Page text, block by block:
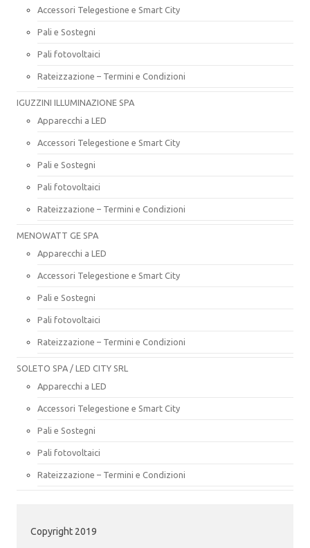
Accessori Telegestione e Smart City
Pali e Sostegni
Pali fotovoltaici
Rateizzazione – Termini e Condizioni
IGUZZINI ILLUMINAZIONE SPA
Apparecchi a LED
Accessori Telegestione e Smart City
Pali e Sostegni
Pali fotovoltaici
Rateizzazione – Termini e Condizioni
MENOWATT GE SPA
Apparecchi a LED
Accessori Telegestione e Smart City
Pali e Sostegni
Pali fotovoltaici
Rateizzazione – Termini e Condizioni
SOLETO SPA / LED CITY SRL
Apparecchi a LED
Accessori Telegestione e Smart City
Pali e Sostegni
Pali fotovoltaici
Rateizzazione – Termini e Condizioni
Copyright 2019